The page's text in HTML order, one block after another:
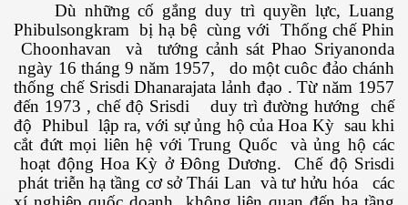
Dù những cố gắng duy trì quyền lực, Luang
Phibulsongkram bị hạ bệ cùng với Thống chế Phin
Choonhavan và tướng cảnh sát Phao Sriyanonda
ngày 16 tháng 9 năm 1957, do một cuôc đảo chánh
thống chế Srisdi Dhanarajata lảnh đạo . Từ năm 1957
đến 1973 , chế độ Srisdi duy trì đường hướng chế
độ Phibul lập ra, với sự ủng hộ của Hoa Kỳ sau khi
cắt đứt mọi liên hệ với Trung Quốc và ủng hộ các
hoạt động Hoa Kỳ ở Đông Dương. Chế độ Srisdi
phát triễn hạ tầng cơ sở Thái Lan và tư hửu hóa các
BBQ
Dương
áp